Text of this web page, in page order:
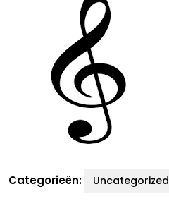
Categorieën: Uncategorized